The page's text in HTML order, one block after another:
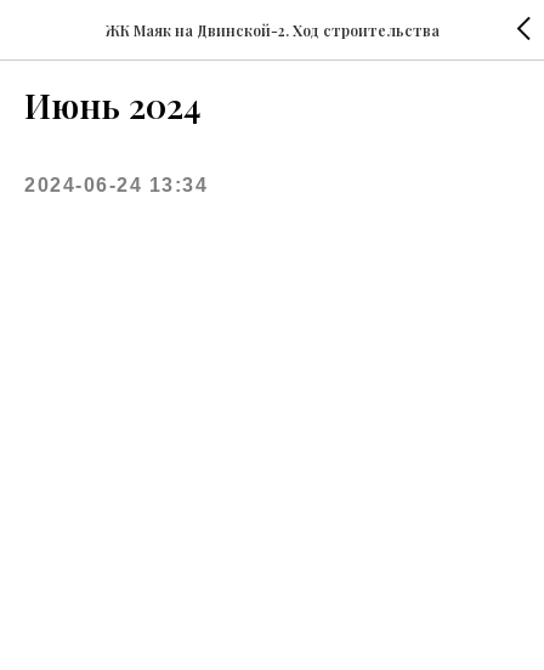
ЖК Маяк на Двинской-2. Ход строительства
Июнь 2024
2024-06-24 13:34